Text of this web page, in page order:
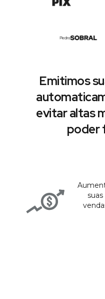
Emitimos
evitar altas
poder
suas